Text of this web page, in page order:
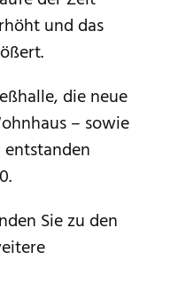
und das
die neue
– sowie
entstanden
Sie zu den